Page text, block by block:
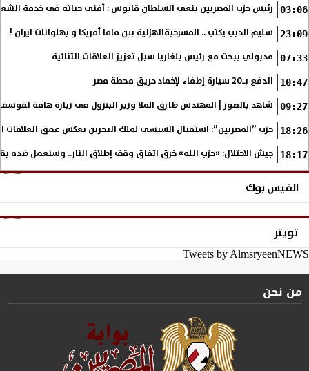
03:06 رئيس حزب المصريين ينعي السلطان قابوس : أفنى حياته في خدمة
23:09 سليم الديب يكتب .. المسرحيةالهزلية بين ماما أمريكا و بهلوانات ايران !
07:33 مدبولي يبحث مع رئيس بلغاريا سبل تعزيز العلاقات الثنائية
10:47 الدفع بـ20 سيارة إطفاء لإخماد حريق محطة مصر
09:27 شاهد بالصور | المهندس طارق الملا وزير البترول فى زيارة هامة
18:26 حزب ”المصريين”: استقبال السيسي لملك البحرين يعكس عمق العلاقات
18:17 جيش الاحتلال: «حزب الله» خرق اتفاق وقف إطلاق النار.. وسنعمل ضده
الفيس بوك
تويتر
Tweets by AlmsryeenNEWS
من نحن